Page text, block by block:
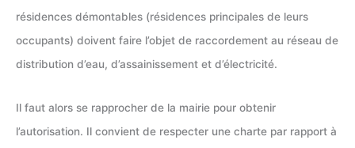
résidences démontables (résidences principales de leurs
occupants) doivent faire l’objet de raccordement au réseau de
distribution d’eau, d’assainissement et d’électricité.
Il faut alors se rapprocher de la mairie pour obtenir
l’autorisation. Il convient de respecter une charte par rapport à